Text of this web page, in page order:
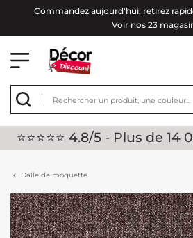
Commandez aujourd'hui, retirez
Voir nos 23
⭐⭐⭐⭐⭐ 4.8/5 - Plus de
Dalle de moquette